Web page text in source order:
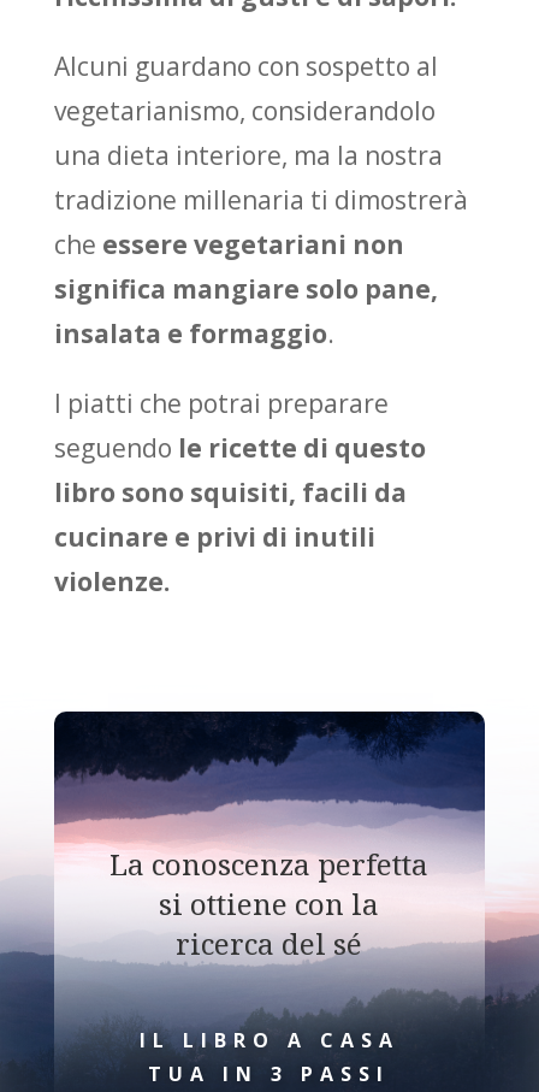
Alcuni guardano con sospetto al
vegetarianismo, considerandolo
una dieta interiore, ma la nostra
tradizione millenaria ti dimostrerà
che essere vegetariani non
significa mangiare solo pane,
insalata e formaggio.
I piatti che potrai preparare
seguendo le ricette di questo
libro sono squisiti, facili da
cucinare e privi di inutili
violenze.
La conoscenza perfetta
si ottiene con la
ricerca del sé
IL LIBRO A CASA
TUA IN 3 PASSI